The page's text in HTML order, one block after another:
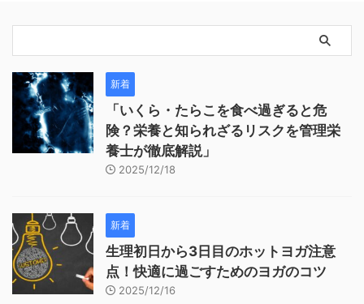
新着
「いくら・たらこを食べ過ぎると危
険？栄養と知られざるリスクを管理栄
養士が徹底解説」
2025/12/18
新着
生理初日から3日目のホットヨガ注意
点！快適に過ごすためのヨガのコツ
2025/12/16